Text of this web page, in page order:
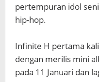
pertempuran idol
hip-hop.
Infinite H pertama
dengan merilis mini
pada 11 Januari dan